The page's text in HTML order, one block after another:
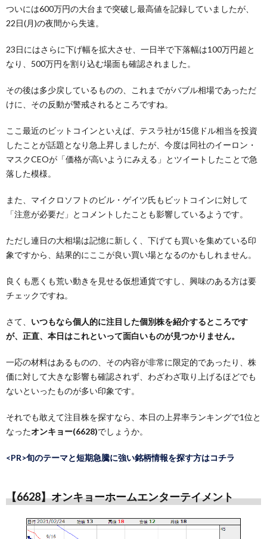
ついには600万円の大台まで突破し最高値を記録していましたが、
22日(月)の夜間から失速。
23日にはさらに下げ幅を拡大させ、一日半で下落幅は100万円超と
なり、500万円を割り込む場面も確認されました。
その後は多少戻しているものの、これまでがバブル相場であっただ
けに、その反動が警戒されるところですね。
ここ最近のビットコインといえば、テスラ社が15億ドル相当を投資
したことが話題となり急上昇しましたが、今度は同社のイーロン・
マスクCEOが「価格が高いようにみえる」とツイートしたことで急
落した模様。
また、マイクロソフトのビル・ゲイツ氏もビットコインに対して
「注意が必要だ」とコメントしたことも影響しているようです。
ただし連日の大相場は記憶に新しく、下げても買いを集めている印
象ですから、結果的にここが良い買い場となるのかもしれません。
良くも悪くも荒い動きを見せる仮想通貨ですし、興味のある方は要
チェックですね。
さて、 いつもなら個人的に注目した個別株を紹介するところです
が、正直、本日はこれといって面白いものが見つかりません。
一応の材料はあるものの、その内容が非常に限定的であったり、株
価に対して大きな影響も確認されず、わざわざ取り上げるほどでも
ないといったものが多い印象です。
それでも敢えて注目株を探すなら、本日の上昇率ランキングで1位と
なったオンキョー(6628)でしょうか。
<PR>旬のテーマと短期急騰に強い銘柄情報を探す方はコチラ
【6628】オンキョーホームエンターテイメント